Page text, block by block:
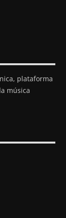
plataforma
música